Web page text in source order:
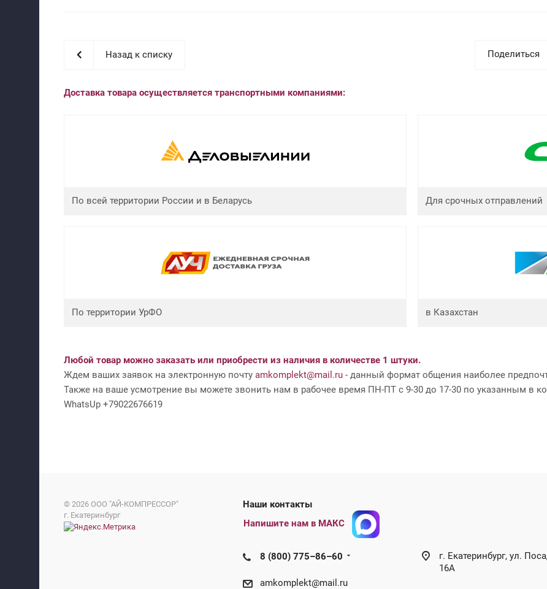
Поделиться
Назад к списку
Доставка товара осуществляется транспортными компаниями:
По всей территории России и в Беларусь Для срочных отправлений
По территории УрФО в Казахстан
Любой товар можно заказать или приобрести из наличия в количестве 1 штуки.
Ждем ваших заявок на электронную почту amkomplekt@mail.ru - данный формат общения наиболее
Также на ваше усмотрение вы можете звонить нам в рабочее время ПН-ПТ с 9-30 до 17-30 по указанным в
WhatsUp +79022676619
© 2026 ООО "АЙ-КОМПРЕССОР"
г. Екатеринбург
Наши контакты
Напишите нам в МАКС
8 (800) 775–86–60
amkomplekt@mail.ru
г. Екатеринбург, ул.
16А